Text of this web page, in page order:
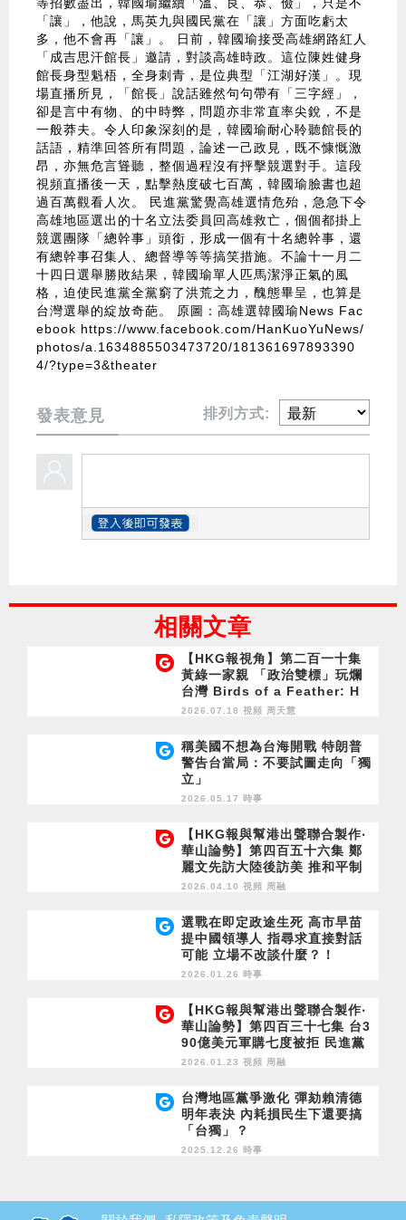
等招數盡出，韓國瑜繼續「溫、良、恭、儉」，只是不
「讓」，他說，馬英九與國民黨在「讓」方面吃虧太
多，他不會再「讓」。 日前，韓國瑜接受高雄網路紅人
「成吉思汗館長」邀請，對談高雄時政。這位陳姓健身
館長身型魁梧，全身刺青，是位典型「江湖好漢」。現
場直播所見，「館長」說話雖然句句帶有「三字經」，
卻是言中有物、的中時弊，問題亦非常直率尖銳，不是
一般莽夫。令人印象深刻的是，韓國瑜耐心聆聽館長的
話語，精準回答所有問題，論述一己政見，既不慷慨激
昂，亦無危言聳聽，整個過程沒有抨擊競選對手。這段
視頻直播後一天，點擊熱度破七百萬，韓國瑜臉書也超
過百萬觀看人次。 民進黨驚覺高雄選情危殆，急急下令
高雄地區選出的十名立法委員回高雄救亡，個個都掛上
競選團隊「總幹事」頭銜，形成一個有十名總幹事，還
有總幹事召集人、總督導等等搞笑措施。不論十一月二
十四日選舉勝敗結果，韓國瑜單人匹馬潔淨正氣的風
格，迫使民進黨全黨窮了洪荒之力，醜態畢呈，也算是
台灣選舉的綻放奇葩。 原圖：高雄選韓國瑜News Fac
ebook https://www.facebook.com/HanKuoYuNews/
photos/a.1634885503473720/181361697893390
4/?type=3&theater
發表意見 排列方式:
相關文章
【HKG報視角】第二百一十集
黃綠一家親 「政治雙標」玩爛
台灣 Birds of a Feather: H
K’s Opposition and Taiwa
litical Double Standards
2026.07.18 視頻 周天慧
稱美國不想為台海開戰 特朗普
警告台當局：不要試圖走向「獨
立」
2026.05.17 時事
【HKG報與幫港出聲聯合製作‧
華山論勢】第四百五十六集 鄭
麗文先訪大陸後訪美 推和平制
衡「台獨」 藍+白必勝綠？！
2026.04.10 視頻 周融
選戰在即定政途生死 高市早苗
提中國領導人 指尋求直接對話
可能 立場不改談什麼？！
2026.01.26 時事
【HKG報與幫港出聲聯合製作‧
華山論勢】第四百三十七集 台3
90億美元軍購七度被拒 民進黨
被疑自肥 賴清德是陳水扁2.0？
2026.01.23 視頻 周融
台灣地區黨爭激化 彈劾賴清德
明年表決 內耗損民生下還要搞
「台獨」？
2025.12.26 時事